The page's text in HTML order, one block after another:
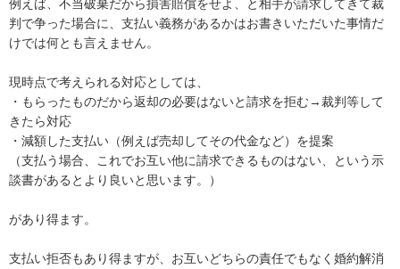
例えば、不当破棄だから損害賠償をせよ、と相手が請求してきて裁
判で争った場合に、支払い義務があるかはお書きいただいた事情だ
けでは何とも言えません。
現時点で考えられる対応としては、
・もらったものだから返却の必要はないと請求を拒む→裁判等して
きたら対応
・減額した支払い（例えば売却してその代金など）を提案
（支払う場合、これでお互い他に請求できるものはない、という示
談書があるとより良いと思います。）
があり得ます。
支払い拒否もあり得ますが、お互いどちらの責任でもなく婚約解消